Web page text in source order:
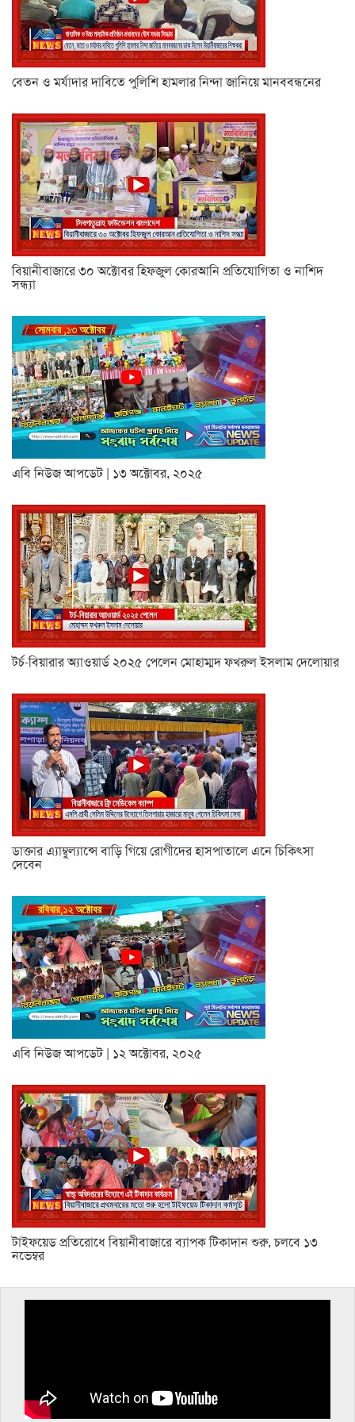
বেতন ও মর্যাদার দাবিতে পুলিশি হামলার নিন্দা জানিয়ে মানববন্ধনের
বিয়ানীবাজারে ৩০ অক্টোবর হিফজুল কোরআনি প্রতিযোগিতা ও নাশিদ
সন্ধ্যা
এবি নিউজ আপডেট | ১৩ অক্টোবর, ২০২৫
টর্চ-বিয়ারার অ্যাওয়ার্ড ২০২৫ পেলেন মোহাম্মদ ফখরুল ইসলাম দেলোয়ার
ডাক্তার এ্যাম্বুল্যান্সে বাড়ি গিয়ে রোগীদের হাসপাতালে এনে চিকিৎসা
দেবেন
এবি নিউজ আপডেট | ১২ অক্টোবর, ২০২৫
টাইফয়েড প্রতিরোধে বিয়ানীবাজারে ব্যাপক টিকাদান শুরু, চলবে ১৩
নভেম্বর